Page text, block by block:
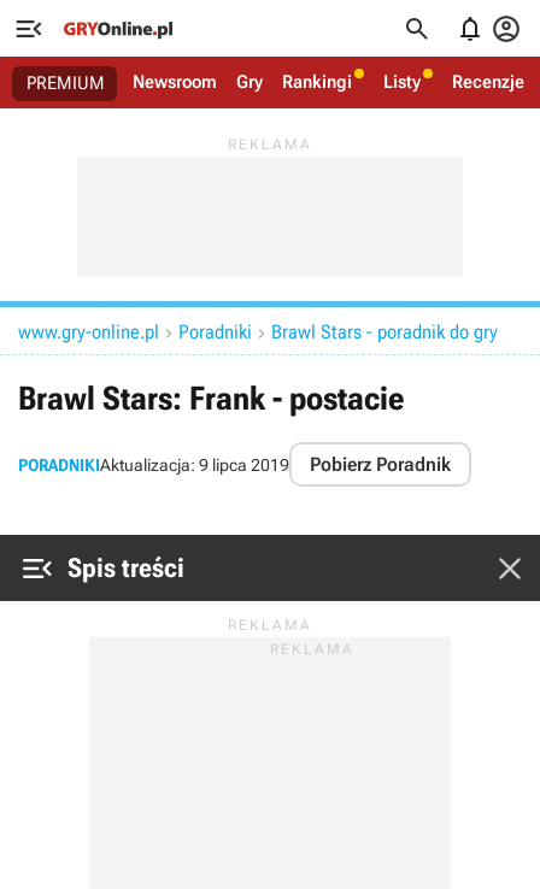
   
PREMIUM Newsroom Gry Rankingi Listy Recenzje
www.gry-online.pl  Poradniki  Brawl Stars - poradnik do gry
Brawl Stars: Frank - postacie
PORADNIKIAktualizacja: 9 lipca 2019 Pobierz Poradnik
 Spis treści 